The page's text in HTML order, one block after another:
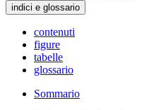
indici e glossario
contenuti
figure
tabelle
glossario
Sommario